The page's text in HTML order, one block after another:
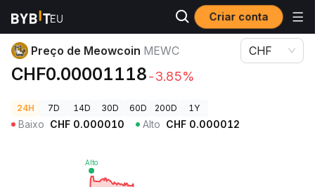
Criar conta
Preços de Criptomoedas Preço de Meowcoin MEWC
Preço de Meowcoin MEWC
CHF0.00001118-3.85%
CHF
24H 7D 14D 30D 60D 200D 1Y
Baixo CHF 0.000010 Alto CHF 0.000012